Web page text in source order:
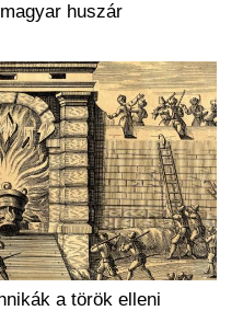
huszár
a török elleni